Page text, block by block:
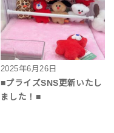
2025年6月26日
■プライズSNS更新いたし
ました！■